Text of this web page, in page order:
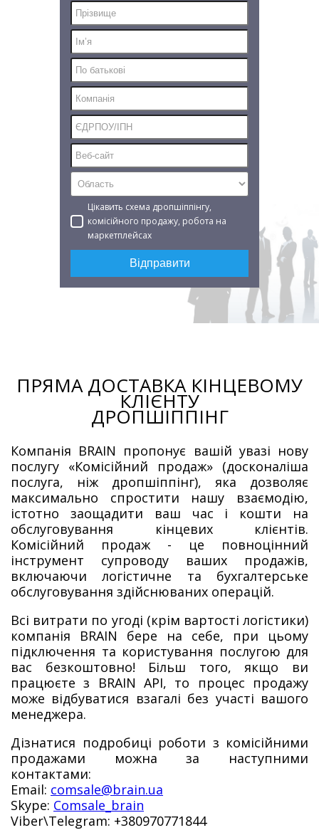
Цікавить схема дропшіппінгу,
комісійного продажу, робота на
маркетплейсах
ПРЯМА ДОСТАВКА КІНЦЕВОМУ
КЛІЄНТУ
ДРОПШІППІНГ
Компанія BRAIN пропонує вашій увазі нову
послугу «Комісійний продаж» (досконаліша
послуга, ніж дропшіппінг), яка дозволяє
максимально спростити нашу взаємодію,
істотно заощадити ваш час і кошти на
обслуговування кінцевих клієнтів.
Комісійний продаж - це повноцінний
інструмент супроводу ваших продажів,
включаючи логістичне та бухгалтерське
обслуговування здійснюваних операцій.
Всі витрати по угоді (крім вартості логістики)
компанія BRAIN бере на себе, при цьому
підключення та користування послугою для
вас безкоштовно! Більш того, якщо ви
працюєте з BRAIN API, то процес продажу
може відбуватися взагалі без участі вашого
менеджера.
Дізнатися подробиці роботи з комісійними
продажами можна за наступними
контактами:
Email: comsale@brain.ua
Skype: Comsale_brain
Viber\Telegram: +380970771844